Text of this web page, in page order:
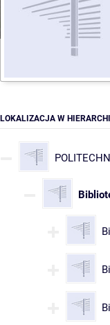
LOKALIZACJA W